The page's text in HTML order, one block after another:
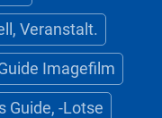
Veranstalt.
Imagefilm
Guide, -Lotse